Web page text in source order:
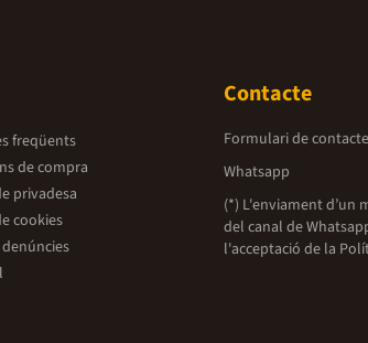
freqüents
de compra
privadesa
cookies
Contacte
Formulari de contacte
Whatsapp
(*) L'enviament d’un
del canal de
l'acceptació de la